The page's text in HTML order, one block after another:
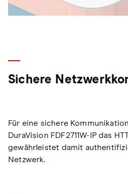
Sichere
Für eine sichere
DuraVision FDF2711W-IP das
gewährleistet damit
Netzwerk.